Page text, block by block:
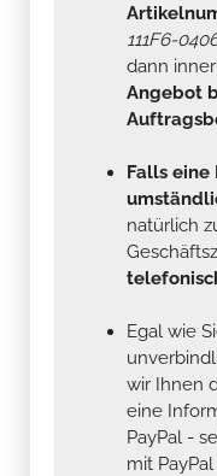
111F6-
dann
Angebot
Falls
natürlich
Egal wie
wir Ihnen
eine
PayPal -
mit